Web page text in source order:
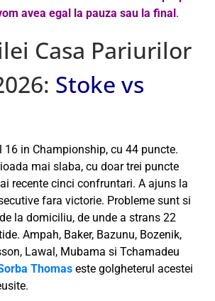
avea egal la pauza sau la final .
Casa Pariurilor
Stoke vs
16 in Championship, cu 44 puncte.
mai slaba, cu doar trei puncte
recente cinci confruntari. A ajuns la
fara victorie. Probleme sunt si
la domiciliu, de unde a strans 22
Ampah, Baker, Bazunu, Bozenik,
Lawal, Mubama si Tchamadeu
Thomas este golgheterul acestei